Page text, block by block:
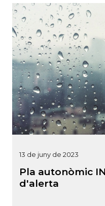
13 de juny de 2023
Pla autonòmic
d'alerta